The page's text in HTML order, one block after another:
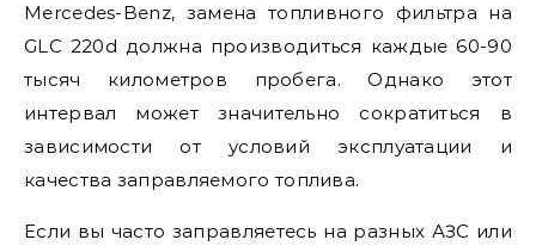
Mercedes-Benz, замена топливного фильтра на
GLC 220d должна производиться каждые 60-90
тысяч километров пробега. Однако этот
интервал может значительно сократиться в
зависимости от условий эксплуатации и
качества заправляемого топлива.
Если вы часто заправляетесь на разных АЗС или